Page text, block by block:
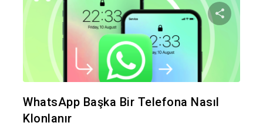
WhatsApp Başka Bir Telefona Nasıl
Klonlanır